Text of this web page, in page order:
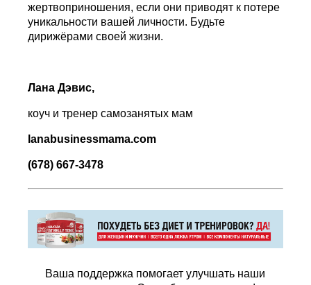
жертвоприношения, если они приводят к потере
уникальности вашей личности. Будьте
дирижёрами своей жизни.
Лана Дэвис,
коуч и тренер самозанятых мам
lanabusinessmama.com
(678) 667-3478
Ваша поддержка помогает улучшать наши